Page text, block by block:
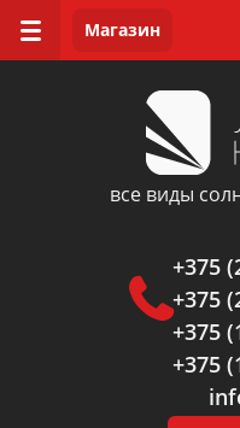
все виды
+375
+375
+375
+375